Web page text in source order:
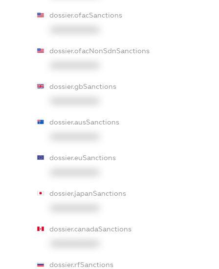
dossier.ofacSanctions
dossier.ofacNonSdnSanctions
dossier.gbSanctions
dossier.ausSanctions
dossier.euSanctions
dossier.japanSanctions
dossier.canadaSanctions
dossier.rfSanctions